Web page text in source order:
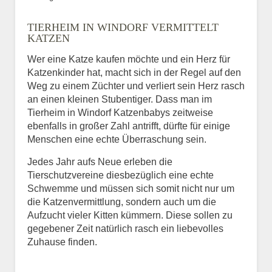
BILD HOCHLADEN
Vermisst seit
Ort des Verschwindens
TIERHEIM IN WINDORF VERMITTELT
KATZEN
Wer eine Katze kaufen möchte und ein Herz für
Katzenkinder hat, macht sich in der Regel auf den
Weg zu einem Züchter und verliert sein Herz rasch
an einen kleinen Stubentiger. Dass man im
Tierheim in Windorf Katzenbabys zeitweise
ebenfalls in großer Zahl antrifft, dürfte für einige
Menschen eine echte Überraschung sein.
Jedes Jahr aufs Neue erleben die
Tierschutzvereine diesbezüglich eine echte
Schwemme und müssen sich somit nicht nur um
die Katzenvermittlung, sondern auch um die
Aufzucht vieler Kitten kümmern. Diese sollen zu
gegebener Zeit natürlich rasch ein liebevolles
Zuhause finden.